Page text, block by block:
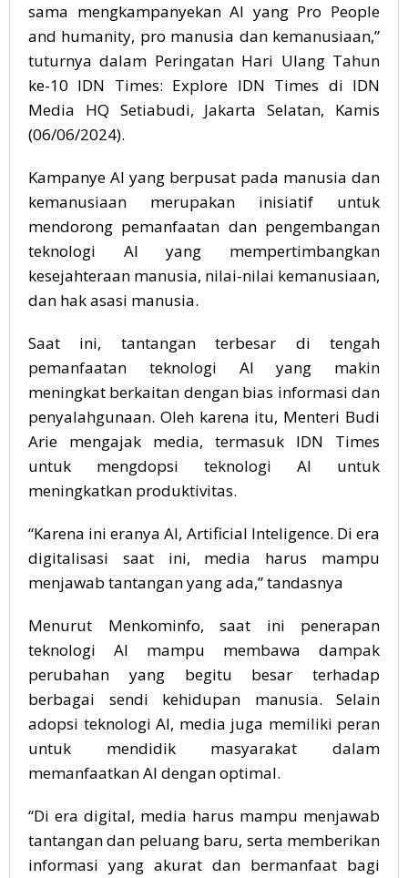
sama mengkampanyekan AI yang Pro People
and humanity, pro manusia dan kemanusiaan,”
tuturnya dalam Peringatan Hari Ulang Tahun
ke-10 IDN Times: Explore IDN Times di IDN
Media HQ Setiabudi, Jakarta Selatan, Kamis
(06/06/2024).
Kampanye AI yang berpusat pada manusia dan
kemanusiaan merupakan inisiatif untuk
mendorong pemanfaatan dan pengembangan
teknologi AI yang mempertimbangkan
kesejahteraan manusia, nilai-nilai kemanusiaan,
dan hak asasi manusia.
Saat ini, tantangan terbesar di tengah
pemanfaatan teknologi AI yang makin
meningkat berkaitan dengan bias informasi dan
penyalahgunaan. Oleh karena itu, Menteri Budi
Arie mengajak media, termasuk IDN Times
untuk mengdopsi teknologi AI untuk
meningkatkan produktivitas.
“Karena ini eranya AI, Artificial Inteligence. Di era
digitalisasi saat ini, media harus mampu
menjawab tantangan yang ada,” tandasnya
Menurut Menkominfo, saat ini penerapan
teknologi AI mampu membawa dampak
perubahan yang begitu besar terhadap
berbagai sendi kehidupan manusia. Selain
adopsi teknologi AI, media juga memiliki peran
untuk mendidik masyarakat dalam
memanfaatkan AI dengan optimal.
“Di era digital, media harus mampu menjawab
tantangan dan peluang baru, serta memberikan
informasi yang akurat dan bermanfaat bagi